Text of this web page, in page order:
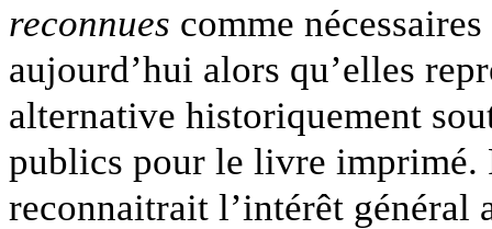
reconnues comme
aujourd’hui alors qu’elles
alternative historiquement
publics pour le livre imprimé.
reconnaitrait l’intérêt général